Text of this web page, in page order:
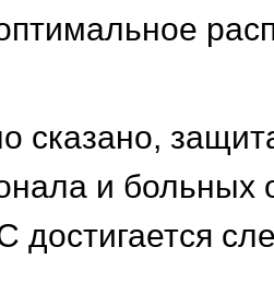
сказано,
и
достигается